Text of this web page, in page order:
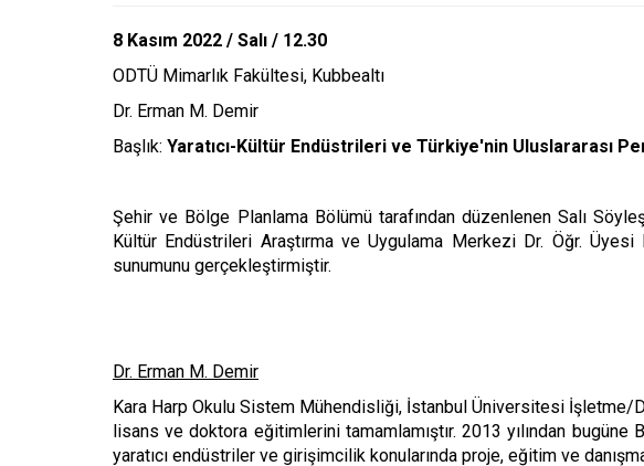
8 Kasım 2022 / Salı / 12.30
ODTÜ Mimarlık Fakültesi, Kubbealtı
Dr. Erman M. Demir
Başlık: Yaratıcı-Kültür Endüstrileri ve Türkiye'nin Uluslararası
Şehir ve Bölge Planlama Bölümü tarafından düzenlenen Salı
Kültür Endüstrileri Araştırma ve Uygulama Merkezi Dr. Öğr. Üyesi
sunumunu gerçekleştirmiştir.
Dr. Erman M. Demir
Kara Harp Okulu Sistem Mühendisliği, İstanbul Üniversitesi İşletme/
lisans ve doktora eğitimlerini tamamlamıştır. 2013 yılından
yaratıcı endüstriler ve girişimcilik konularında proje, eğitim ve